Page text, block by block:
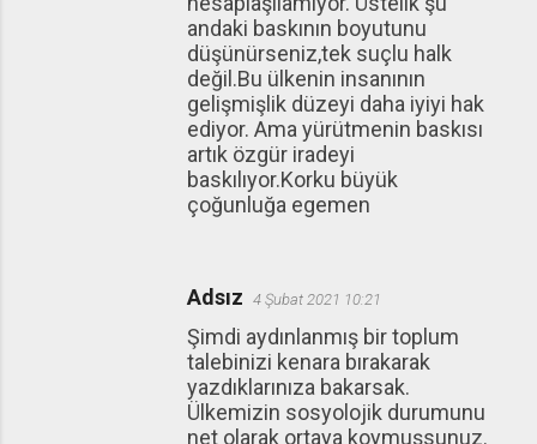
andaki baskının boyutunu
düşünürseniz,tek suçlu halk
değil.Bu ülkenin insanının
gelişmişlik düzeyi daha iyiyi hak
ediyor. Ama yürütmenin baskısı
artık özgür iradeyi
baskılıyor.Korku büyük
çoğunluğa egemen
Adsız 4 Şubat 2021 10:21
Şimdi aydınlanmış bir toplum
talebinizi kenara bırakarak
yazdıklarınıza bakarsak.
Ülkemizin sosyolojik durumunu
net olarak ortaya koymuşsunuz.